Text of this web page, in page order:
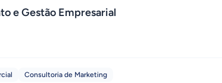
e Gestão Empresarial
Consultoria de Marketing